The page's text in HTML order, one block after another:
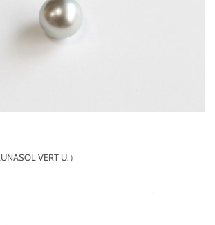
VERT U.）